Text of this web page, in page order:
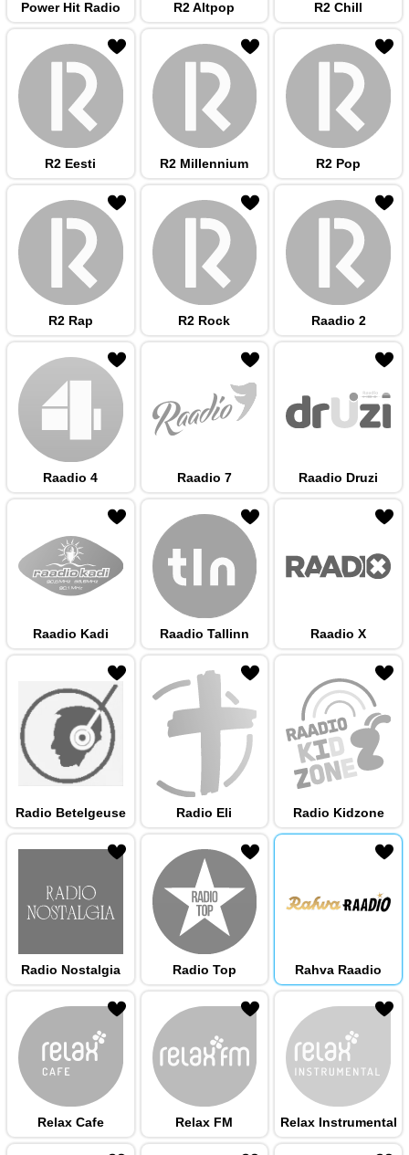
Power Hit Radio R2 Altpop R2 Chill
R2 Eesti R2 Millennium R2 Pop
R2 Rap R2 Rock Raadio 2
Raadio 4 Raadio 7 Raadio Druzi
Raadio Kadi Raadio Tallinn Raadio X
Radio Betelgeuse Radio Eli Radio Kidzone
Radio Nostalgia Radio Top Rahva Raadio
Relax Cafe Relax FM Relax Instrumental